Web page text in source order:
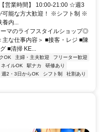
営業時間】 10:00-21:00 ☆週3
可能な方大歓迎！ ※シフト制 ※
内...
マのライフスタイルショップ◎
な仕事内容＞ ■接客・レジ ■陳
■清掃 KE...
OK 主婦・主夫歓迎
フリーター歓迎
ネイルOK 駅ナカ
研修あり
週2・3日からOK シフト制
社割あり